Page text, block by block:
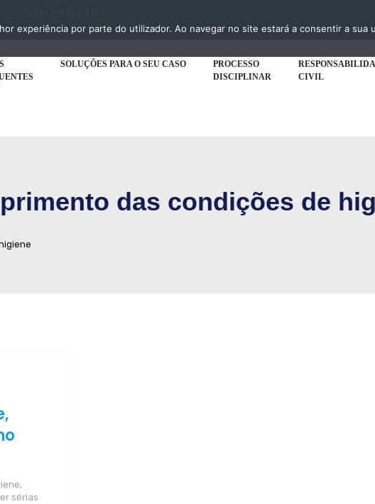
SOLUÇÕES PARA O SEU CASO
PROCESSO
DISCIPLINAR
CIVIL
das condições de
sérias
experiência por parte do utilizador. Ao navegar no site estará a consentir a sua